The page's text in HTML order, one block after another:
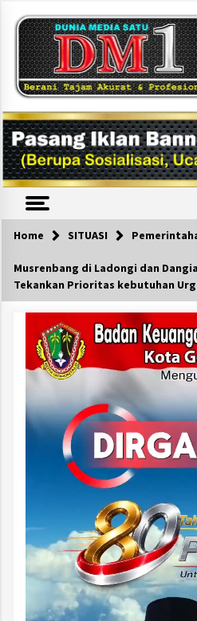
content
Home SITUASI
Musrenbang di Ladongi dan
Tekankan Prioritas kebutuhan